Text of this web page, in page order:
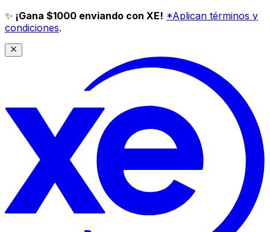
✨ ¡Gana $1000 enviando con XE! *Aplican términos y
condiciones.